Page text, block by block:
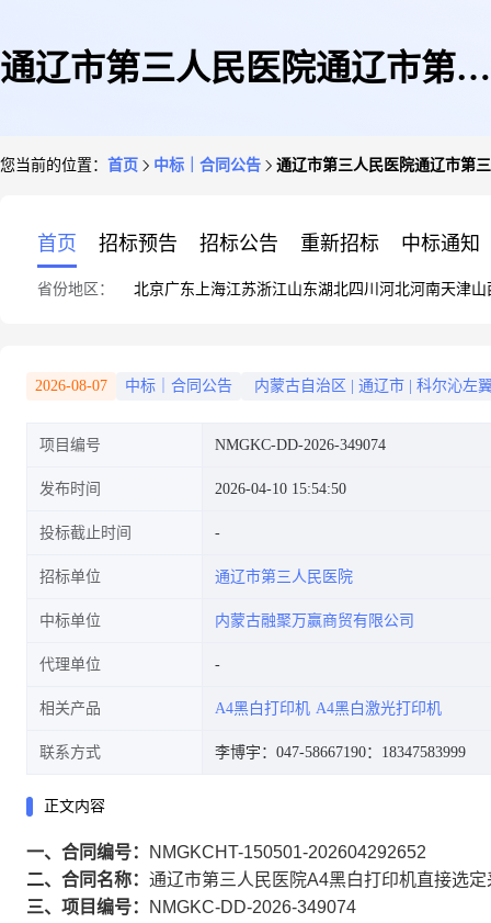
通辽市第三人民医院通辽市第三
您当前的位置： 首页 中标｜合同公告 通辽市第三人民医院通辽市第
首页 招标预告 招标公告 重新招标 中标通知
省份地区： 北京广东 上海江苏浙江山东湖北四川 河北河南天津山
2026-08-07 中标｜合同公告 内蒙古自治区 通辽市 科尔沁左
项目编号 NMGKC-DD-2026-349074
发布时间 2026-04-10 15:54:50
投标截止时间
招标单位 通辽市第三人民医院
中标单位 内蒙古融聚万赢商贸有限公司
代理单位
相关产品 A4黑白打印机 A4黑白激光打印机
联系方式 李博宇：047-58667190：18347583999
正文内容
一、合同编号：
NMGKCHT-150501-202604292652
二、合同名称： 通辽市第三人民医院A4黑白打印机直接选定
三、项目编号：
NMGKC-DD-2026-349074